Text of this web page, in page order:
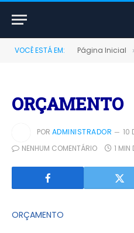
VOCÊ ESTÁ EM: Página Inicial
ORÇAMENTO
POR ADMINISTRADOR
10
NENHUM COMENTÁRIO
1 MIN
ORÇAMENTO